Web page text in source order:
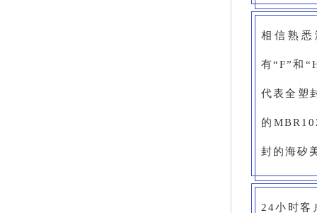
相信熟
有“F”和
代表全塑
的
封的海矽
24小时客